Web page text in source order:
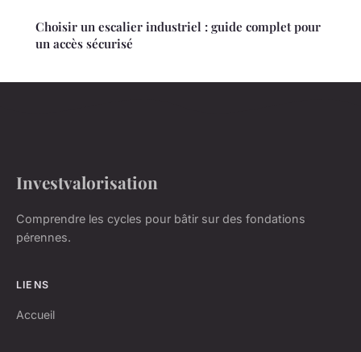
Choisir un escalier industriel : guide complet pour
un accès sécurisé
Investvalorisation
Comprendre les cycles pour bâtir sur des fondations
pérennes.
LIENS
Accueil